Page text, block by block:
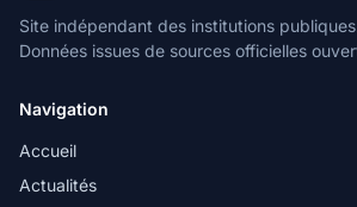
Site indépendant des institutions
Données issues de sources officielles
Navigation
Accueil
Actualités